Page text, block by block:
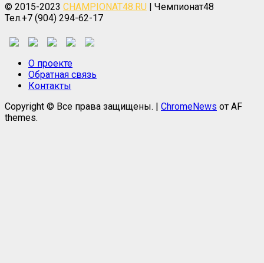
© 2015-2023 CHAMPIONAT48.RU | Чемпионат48
Тел.+7 (904) 294-62-17
О проекте
Обратная связь
Контакты
Copyright © Все права защищены.
ChromeNews от AF
themes.